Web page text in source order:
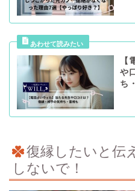
【
や
ち
復縁したいと伝
しないで！